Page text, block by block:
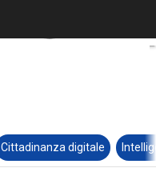
Cittadinanza digitale